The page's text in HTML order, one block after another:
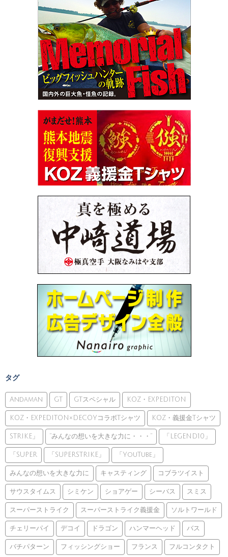
タグ
Andaman GT GTスペシャル KOZ・EXPEDITON
KOZ・EXPEDITON×DECOYコラボTシャツ KOZ・義援金Tシャツ
STRIKE」 ”みんなの想いを大きな力に・・・” 「LEGEND10」
「SUPER 「SUPERSTRIKE」 「YouTube」
みんなの想いを大きな力に キャスティング コブラツイスト
サウスタイムス シミケン ショアゲー シーバス スミス
スーパーストライク スーパーストライク義援金 ソルトワールド
チェリーパイ デコイ ドラゴン ハンマーヘッド バス
バチパターン フィッシングショー フランス フルコンタクト